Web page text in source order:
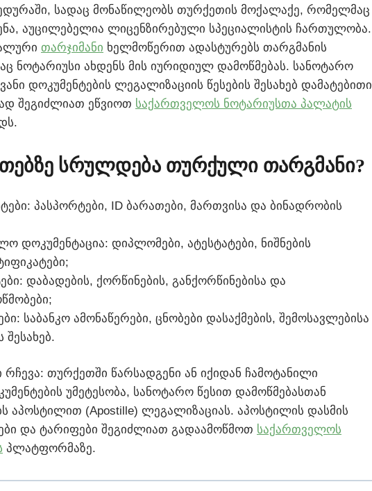
სადაც მონაწილეობს თურქეთის მოქალაქე, რომელმაც
აუცილებელია ლიცენზირებული სპეციალისტის ჩართულობა.
თარჯიმანი ხელმოწერით ადასტურებს თარგმანის
ნოტარიუსი ახდენს მის იურიდიულ დამოწმებას. სანოტარო
დოკუმენტების ლეგალიზაციის წესების შესახებ დამატებითი
შეგიძლიათ ეწვიოთ საქართველოს ნოტარიუსთა პალატის
სრულდება თურქული თარგმანი?
პასპორტები, ID ბარათები, მართვისა და ბინადრობის
დოკუმენტაცია: დიპლომები, ატესტატები, ნიშნების
დაბადების, ქორწინების, განქორწინებისა და
საბანკო ამონაწერები, ცნობები დასაქმების, შემოსავლებისა
თურქეთში წარსადგენი ან იქიდან ჩამოტანილი
უმეტესობა, სანოტარო წესით დამოწმებასთან
აპოსტილით (Apostille) ლეგალიზაციას. აპოსტილის დასმის
და ტარიფები შეგიძლიათ გადაამოწმოთ საქართველოს
პლატფორმაზე.